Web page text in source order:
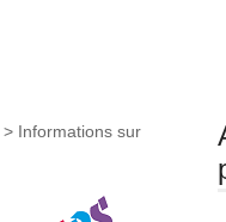
> Informations sur